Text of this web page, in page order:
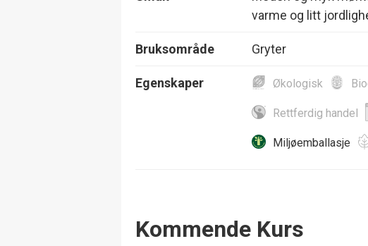
varme og litt
Bruksområde Gryter
Egenskaper Økologisk
Rettferdig handel
Miljøemballasje
Events
Kommende Kurs